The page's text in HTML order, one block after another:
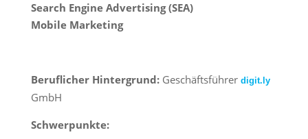
Search Engine Advertising (SEA)
Mobile Marketing
Beruflicher Hintergrund:Geschäftsführer digit.ly
GmbH
Schwerpunkte: